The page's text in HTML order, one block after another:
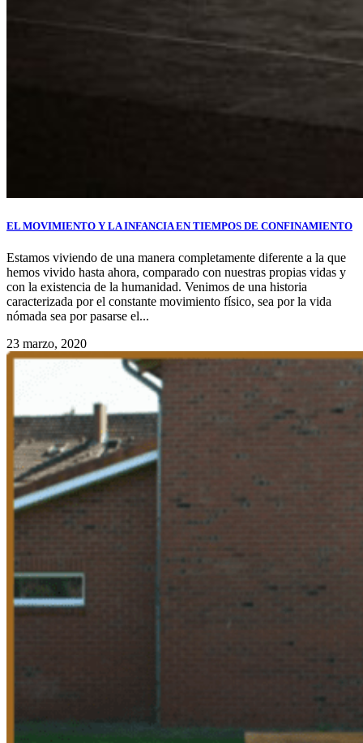
EL MOVIMIENTO Y LA INFANCIA EN TIEMPOS DE CONFINAMIENTO
Estamos viviendo de una manera completamente diferente a la que
hemos vivido hasta ahora, comparado con nuestras propias vidas y
con la existencia de la humanidad. Venimos de una historia
caracterizada por el constante movimiento físico, sea por la vida
nómada sea por pasarse el...
23 marzo, 2020